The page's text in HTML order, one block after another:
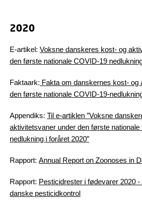
2020
E-artikel: Voksne danskeres kost- og
den første nationale COVID-19
Faktaark: Fakta om danskernes kost- og
den første nationale COVID-19-
Appendiks: Til e-artiklen ”Voksne
aktivitetsvaner under den første
nedlukning i foråret 2020”
Rapport: Annual Report on Zoonoses in
Rapport: Pesticidrester i fødevarer 2020
danske pesticidkontrol